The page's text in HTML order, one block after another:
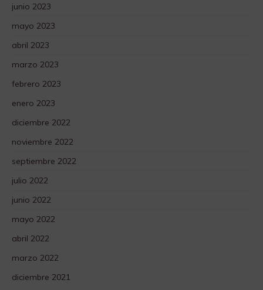
junio 2023
mayo 2023
abril 2023
marzo 2023
febrero 2023
enero 2023
diciembre 2022
noviembre 2022
septiembre 2022
julio 2022
junio 2022
mayo 2022
abril 2022
marzo 2022
diciembre 2021